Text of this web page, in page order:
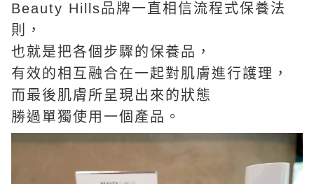
Beauty Hills品牌一直相信流程式保養法
則，
也就是把各個步驟的保養品，
有效的相互融合在一起對肌膚進行護理，
而最後肌膚所呈現出來的狀態
勝過單獨使用一個產品。